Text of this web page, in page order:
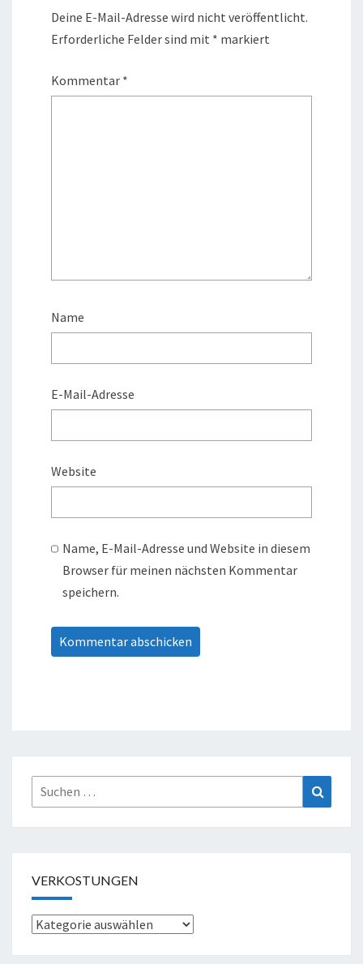
Deine E-Mail-Adresse wird nicht veröffentlicht.
Erforderliche Felder sind mit * markiert
Kommentar *
Name
E-Mail-Adresse
Website
Name, E-Mail-Adresse und Website in diesem
Browser für meinen nächsten Kommentar
speichern.
Suche
nach:
VERKOSTUNGEN
Verkostungen